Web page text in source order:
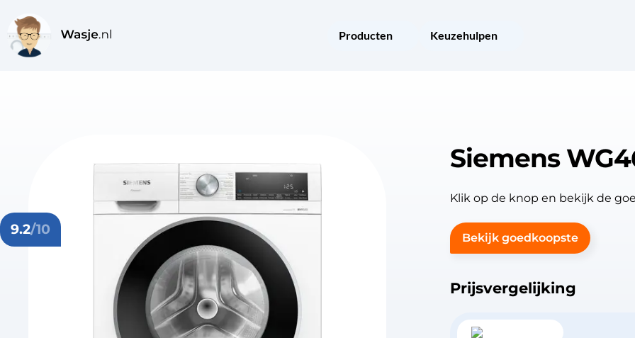
Producten Keuzehulpen
9.2/10
Siemens
Klik op de knop en bekijk de
Bekijk goedkoopste
Prijsvergelijking